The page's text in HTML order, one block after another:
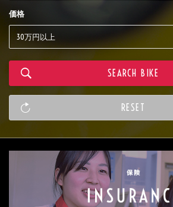
価格